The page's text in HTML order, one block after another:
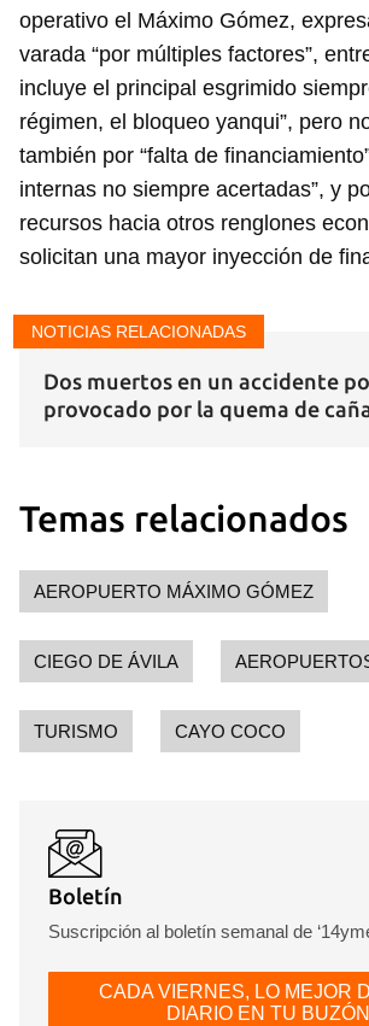
operativo el Máximo Gómez,
varada “por múltiples factores”,
incluye el principal esgrimido
régimen, el bloqueo yanqui”, pero
también por “falta de
internas no siempre acertadas”, y
recursos hacia otros renglones
solicitan una mayor inyección de
NOTICIAS RELACIONADAS
Dos muertos en un accidente
provocado por la quema de
Temas relacionados
AEROPUERTO MÁXIMO GÓMEZ
CIEGO DE ÁVILA
TURISMO CAYO COCO
Boletín
Suscripción al boletín semanal de
CADA VIERNES, LO MEJOR
DIARIO EN TU